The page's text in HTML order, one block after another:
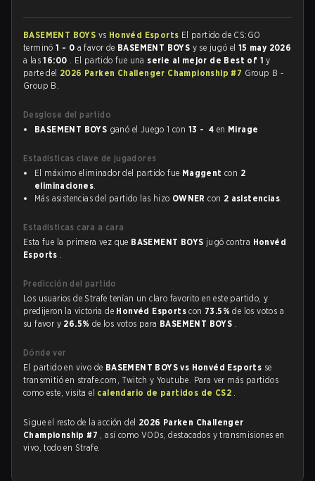
BASEMENT BOYS vs Honvéd Esports El partido de CS:GO
terminó1 - 0 a favor de BASEMENT BOYS y se jugó el 15 may 2026
a las16:00 . El partido fue una serie al mejor de Best of 1y
parte del 2026 Parken Challenger Championship #7 Group B -
Group B.
Desglose del partido
BASEMENT BOYS ganó el Juego 1 con 13 - 4 en Mirage
Estadísticas clave de jugadores
El máximo eliminador del partido fue Maggent con 2
eliminaciones.
Más asistencias del partido las hizo OWNER con 2 asistencias.
Estadísticas cara a cara
Esta fue la primera vez que BASEMENT BOYS jugó contra Honvéd
Esports .
Predicción del partido
Los usuarios de Strafe tenían un claro favorito en este partido, y
predijeron la victoria de Honvéd Esportscon 73.5%de los votos a
su favor y 26.5% de los votos para BASEMENT BOYS .
Dónde ver
El partido en vivo de BASEMENT BOYS vs Honvéd Esports se
transmitió en strafe.com, Twitch y Youtube. Para ver más partidos
como este, visita el calendario de partidos de CS2 .
Sigue el resto de la acción del 2026 Parken Challenger
Championship #7 , así como VODs, destacados y transmisiones en
vivo, todo en Strafe.